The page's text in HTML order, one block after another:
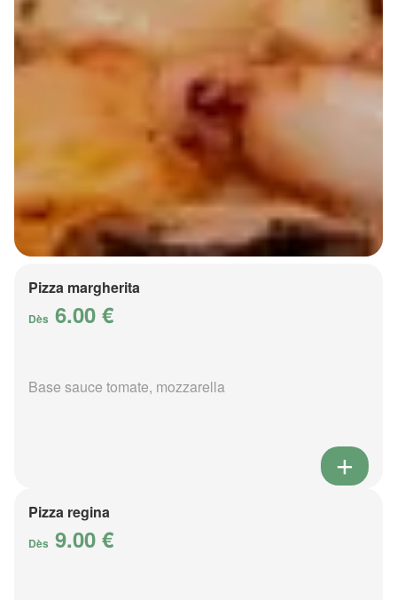
Pizza margherita
Dès 6.00 €
Base sauce tomate, mozzarella
Pizza regina
Dès 9.00 €